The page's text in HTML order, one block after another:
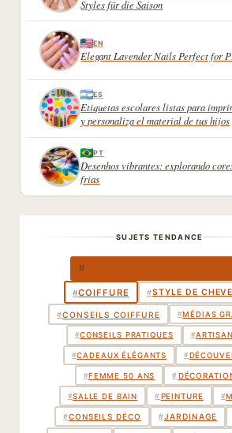
Styles für die Saison
EN
Elegant Lavender Nails Perfect for
ES
Etiquetas escolares listas para
y personaliza el material de tus hijos
PT
Desenhos vibrantes: explorando
frias
SUJETS TENDANCE
#
#COIFFURE #STYLE DE
#CONSEILS COIFFURE #MÉDIAS
#CONSEILS PRATIQUES #
#CADEAUX ÉLÉGANTS #
#FEMME 50 ANS #
#SALLE DE BAIN #PEINTURE #
#CONSEILS DÉCO #JARDINAGE